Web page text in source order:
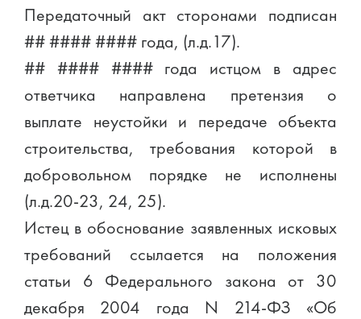
Передаточный акт сторонами подписан
## #### #### года, (л.д.17).
## #### #### года истцом в адрес
ответчика направлена претензия о
выплате неустойки и передаче объекта
строительства, требования которой в
добровольном порядке не исполнены
(л.д.20-23, 24, 25).
Истец в обоснование заявленных исковых
требований ссылается на положения
статьи 6 Федерального закона от 30
декабря 2004 года N 214-ФЗ «Об